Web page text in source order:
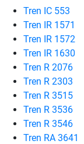
Tren IC 553
Tren IR 1571
Tren IR 1572
Tren IR 1630
Tren R 2076
Tren R 2303
Tren R 3515
Tren R 3536
Tren R 3546
Tren RA 3641